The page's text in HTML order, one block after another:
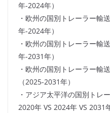
年-2024年）
・欧州の国別トレーラー輸
年-2024年）
・欧州の国別トレーラー輸
年-2031年）
・欧州の国別トレーラー輸
（2025-2031年）
・アジア太平洋の国別トレ
2020年 VS 2024年 VS 2031